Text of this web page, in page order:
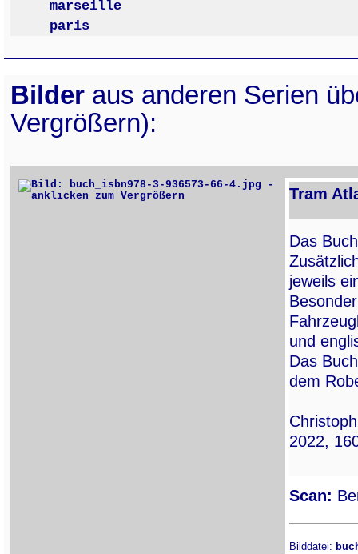
marseille
paris
Bilder aus anderen Serien
Vergrößern):
Tram
Das
jeweils
und
Das
dem
2022,
Scan:
Bilddatei: